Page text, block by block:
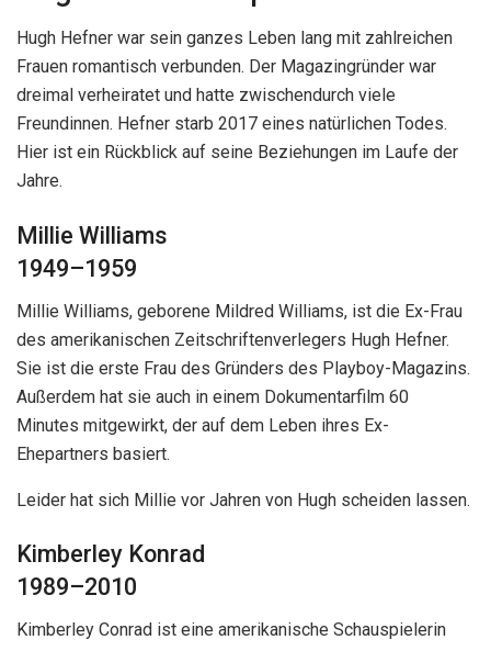
Hugh Hefner war sein ganzes Leben lang mit zahlreichen
Frauen romantisch verbunden. Der Magazingründer war
dreimal verheiratet und hatte zwischendurch viele
Freundinnen. Hefner starb 2017 eines natürlichen Todes.
Hier ist ein Rückblick auf seine Beziehungen im Laufe der
Jahre.
Millie Williams
1949–1959
Millie Williams, geborene Mildred Williams, ist die Ex-Frau
des amerikanischen Zeitschriftenverlegers Hugh Hefner.
Sie ist die erste Frau des Gründers des Playboy-Magazins.
Außerdem hat sie auch in einem Dokumentarfilm 60
Minutes mitgewirkt, der auf dem Leben ihres Ex-
Ehepartners basiert.
Leider hat sich Millie vor Jahren von Hugh scheiden lassen.
Kimberley Konrad
1989–2010
Kimberley Conrad ist eine amerikanische Schauspielerin